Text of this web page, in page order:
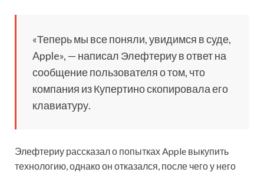
«Теперь мы всепоняли, увидимся в суде,
Apple», — написал Элефтериу в ответ на
сообщение пользователя о том, что
компания из Купертино скопировала его
клавиатуру.
Элефтериу рассказал о попытках Apple выкупить
технологию, однако он отказался, после чего у него